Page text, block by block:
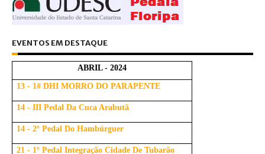
EVENTOS EM DESTAQUE
ABRIL - 2024
13 - 1# DHI MORRO DO PARAPENTE
14 - III Pedal Da Cuca Arabutã
14 - 2º Pedal Do Hambúrguer
21 - 1º Pedal Integração Cidade De Tubarão